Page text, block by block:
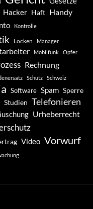
Hacker Haft Handy
Kontrolle
Locken Manager
Mobilfunk Opfer
Rechnung
Schutz Schweiz
Software Spam Sperre
Studien Telefonieren
Urheberrecht
Video Vorwurf